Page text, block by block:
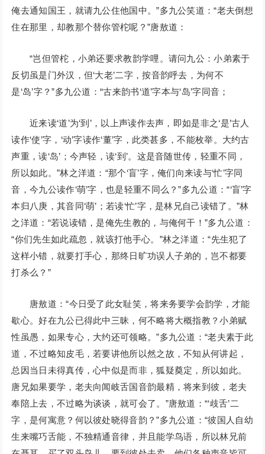
俺去通知国王，就请九公住他国中。”多九公笑道：“老夫倒想
住在那里，却教那个替你管柁呢？”唐敖道：
“岂但管柁，小弟还要求教韵学哩。请问九公：小弟素于
反切虽是门外汉，但‘大老’二字，按音韵呼去，为何不
是‘岛’字？”多九公道：“古来韵书‘道’字本与‘岛’字同音；
近来读‘道’为‘到’，以上声读作去声，即如是非之‘是’古人
读作‘使’字，‘动’字读作‘董’字，此类甚多，不能枚举。大约古
声重，读‘岛’；今声轻，读‘到’。这是音随世传，轻重不同，
所以如此。”林之洋道：“那个‘盲’字，俺们向来读与‘忙’字同
音，今九公读作‘萌’字，也是轻重不同么？”多九公道：“‘盲’字
本归八庚，其音同‘萌’；若读‘忙’字，是林兄自己读错了。”林
之洋道：“若说读错，是俺先生教的，与俺何干！”多九公道：
“你们先生如此疏忽，就该打他手心。”林之洋道：“先生犯了
这样小错，就要打手心，那终日旷功误人子弟的，岂不都要
打杀么？”
唐敖道：“今日受了此女耻笑，将来务要学会韵学，才能
歇心。好在九公已得此中三昧，何不略将大概指教？小弟赋
性虽愚，如果专心，大约还可领略。”多九公道：“老夫素于此
道，不过略知皮毛，若要讲他所以然之故，不知从何讲起，
总因当日未得真传，心中似是而非，狐疑奠定，所以如此。
唐兄如果要学，老夫向闻岐舌国音韵最精，将来到彼，老夫
奉陪上去，不过略为谈谈，就可会了。”唐敖道：“‘歧舌’二
字，是何寓意？何以彼处晓得音韵？”多九公道：“彼国人自幼
生来嘴巧舌能，不独精通音律，并且能学鸟语，所以林兄前